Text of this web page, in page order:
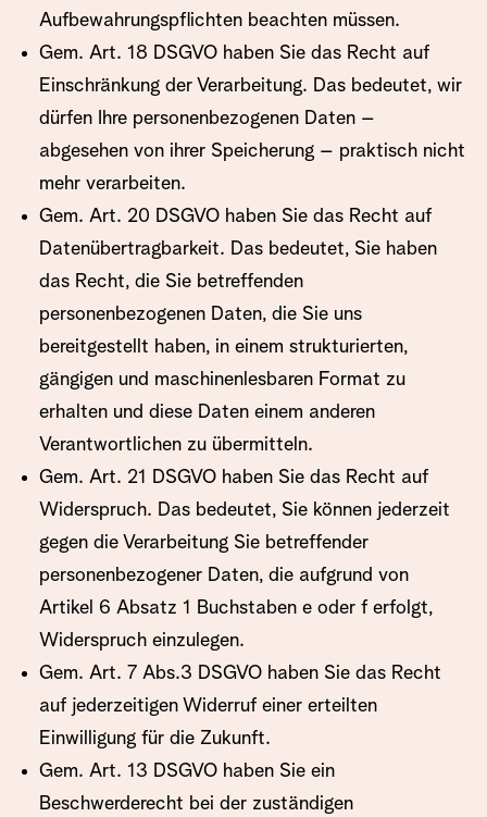
Aufbewahrungspflichten beachten müssen.
Gem. Art. 18 DSGVO haben Sie das Recht auf
Einschränkung der Verarbeitung. Das bedeutet, wir
dürfen Ihre personenbezogenen Daten –
abgesehen von ihrer Speicherung – praktisch nicht
mehr verarbeiten.
Gem. Art. 20 DSGVO haben Sie das Recht auf
Datenübertragbarkeit. Das bedeutet, Sie haben
das Recht, die Sie betreffenden
personenbezogenen Daten, die Sie uns
bereitgestellt haben, in einem strukturierten,
gängigen und maschinenlesbaren Format zu
erhalten und diese Daten einem anderen
Verantwortlichen zu übermitteln.
Gem. Art. 21 DSGVO haben Sie das Recht auf
Widerspruch. Das bedeutet, Sie können jederzeit
gegen die Verarbeitung Sie betreffender
personenbezogener Daten, die aufgrund von
Artikel 6 Absatz 1 Buchstaben e oder f erfolgt,
Widerspruch einzulegen.
Gem. Art. 7 Abs.3 DSGVO haben Sie das Recht
auf jederzeitigen Widerruf einer erteilten
Einwilligung für die Zukunft.
Gem. Art. 13 DSGVO haben Sie ein
Beschwerderecht bei der zuständigen